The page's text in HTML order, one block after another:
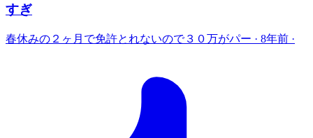
すぎ
春休みの２ヶ月で免許とれないので３０万がパー · 8年前 ·